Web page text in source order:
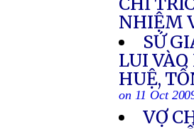
NHIỆM
SỨ
LUI
HUỆ,
on 11 Oct
VỢ